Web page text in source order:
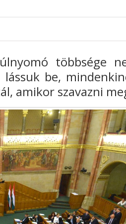
többsége
lássuk be,
amikor szavazni